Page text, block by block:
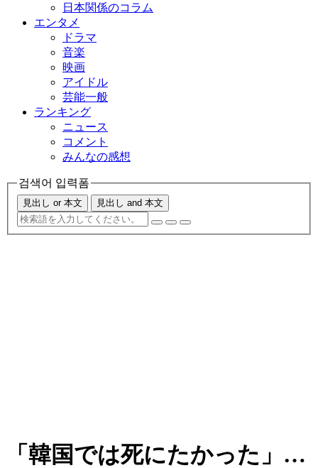
日本関係のコラム
エンタメ
ドラマ
音楽
映画
アイドル
芸能一般
ランキング
ニュース
コメント
みんなの感想
검색어 입력폼
見出し or 本文 見出し and 本文
「韓国では死にたかった」…